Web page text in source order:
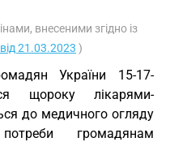
внесеними згідно із
21.03.2023 )
України 15-17-
щороку лікарями-
до медичного огляду
громадянам